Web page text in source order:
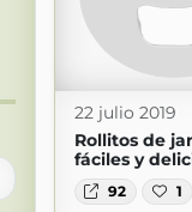
22 julio 2019
Rollitos de
fáciles y
92 1